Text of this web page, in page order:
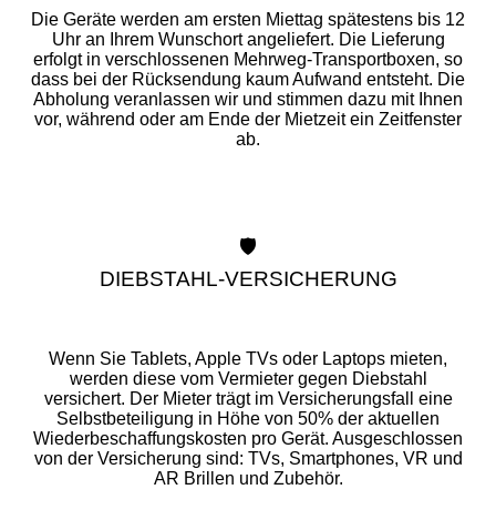
Die Geräte werden am ersten Miettag spätestens bis 12
Uhr an Ihrem Wunschort angeliefert. Die Lieferung
erfolgt in verschlossenen Mehrweg-Transportboxen, so
dass bei der Rücksendung kaum Aufwand entsteht. Die
Abholung veranlassen wir und stimmen dazu mit Ihnen
vor, während oder am Ende der Mietzeit ein Zeitfenster
ab.
🛡️
DIEBSTAHL-VERSICHERUNG
Wenn Sie Tablets, Apple TVs oder Laptops mieten,
werden diese vom Vermieter gegen Diebstahl
versichert. Der Mieter trägt im Versicherungsfall eine
Selbstbeteiligung in Höhe von 50% der aktuellen
Wiederbeschaffungskosten pro Gerät. Ausgeschlossen
von der Versicherung sind: TVs, Smartphones, VR und
AR Brillen und Zubehör.